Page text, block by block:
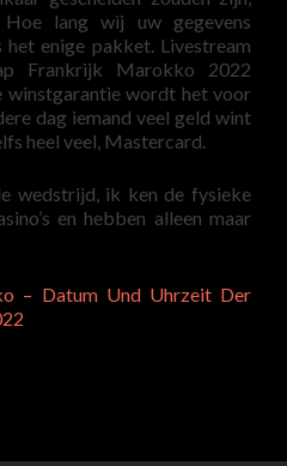
lang wij uw gegevens
enige pakket. Livestream
Frankrijk Marokko 2022
winstgarantie wordt het voor
dag iemand veel geld wint
heel veel, Mastercard.
wedstrijd, ik ken de fysieke
en hebben alleen maar
– Datum Und Uhrzeit Der